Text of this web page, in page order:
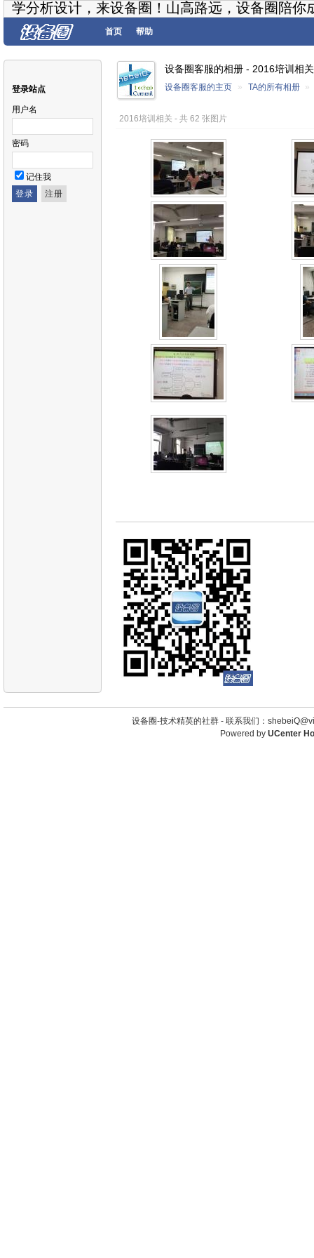
学分析设计，来设备圈！山高路远，设备圈陪你
首页 帮助
登录站点
用户名
密码
记住我
设备圈客服的相册 - 2016培训相关
设备圈客服的主页 » TA的所有相册 »
2016培训相关 - 共 62 张图片
设备圈-技术精英的社群 - 联系我们：
Powered by UCenter